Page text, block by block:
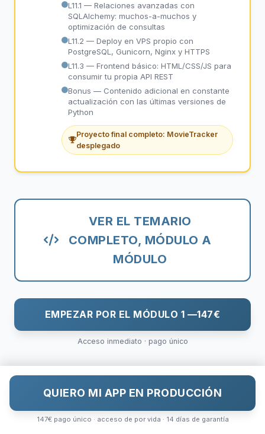
L11.1 — Relaciones avanzadas con
SQLAlchemy: muchos-a-muchos y
optimización de consultas
L11.2 — Deploy en VPS propio con
PostgreSQL, Gunicorn, Nginx y HTTPS
L11.3 — Frontend básico: HTML/CSS/JS para
consumir tu propia API REST
Bonus — Contenido adicional en constante
actualización con las últimas versiones de
Python
Proyecto final completo: MovieTracker
desplegado
VER EL TEMARIO
COMPLETO, MÓDULO A
MÓDULO
EMPEZAR POR EL MÓDULO 1 —147€
Acceso inmediato · pago único
QUIERO MI APP EN PRODUCCIÓN
147€ pago único · acceso de por vida · 14 días de garantía